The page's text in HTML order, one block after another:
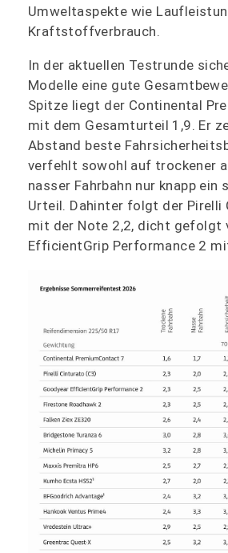
Umweltaspekte wie
Kraftstoffverbrauch.
In der aktuellen Testrunde
Modelle eine gute
Spitze liegt der Continental
mit dem Gesamturteil 1,9. Er
Abstand beste
verfehlt sowohl auf trockener
nasser Fahrbahn nur knapp ein
Urteil. Dahinter folgt der Pirelli
mit der Note 2,2, dicht gefolgt
EfficientGrip Performance 2